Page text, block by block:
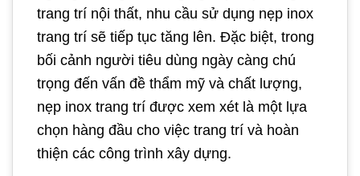
trang trí nội thất, nhu cầu sử dụng nẹp inox
trang trí sẽ tiếp tục tăng lên. Đặc biệt, trong
bối cảnh người tiêu dùng ngày càng chú
trọng đến vấn đề thẩm mỹ và chất lượng,
nẹp inox trang trí được xem xét là một lựa
chọn hàng đầu cho việc trang trí và hoàn
thiện các công trình xây dựng.